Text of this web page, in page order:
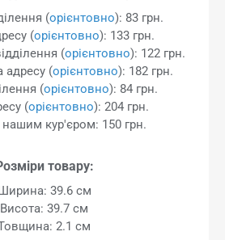
(орієнтовно): 83 грн.
(орієнтовно): 133 грн.
(орієнтовно): 122 грн.
(орієнтовно): 182 грн.
(орієнтовно): 84 грн.
(орієнтовно): 204 грн.
нашим кур'єром: 150 грн.
товару:
39.6 см
Висота: 39.7 см
2.1 см